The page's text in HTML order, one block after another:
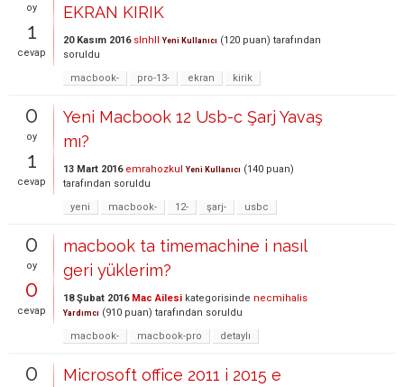
oy
1
cevap
EKRAN KIRIK
20 Kasım 2016 slnhll Yeni Kullanıcı (120 puan) tarafından
soruldu
macbook-
pro-13- ekran kirik
0
oy
1
cevap
Yeni Macbook 12 Usb-c Şarj Yavaş
mı?
13 Mart 2016 emrahozkul Yeni Kullanıcı (140 puan)
tarafından soruldu
yeni
macbook- 12- şarj- usbc
0
oy
0
cevap
macbook ta timemachine i nasıl
geri yüklerim?
18 Şubat 2016 Mac Ailesi kategorisinde necmihalis
Yardımcı (910 puan) tarafından soruldu
macbook-
macbook-pro detaylı
0
Microsoft office 2011 i 2015 e